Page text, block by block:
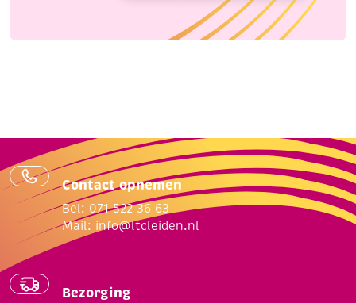
Contact opnemen
Bel: 071 522 36 63
Mail: info@ltcleiden.nl
Bezorging